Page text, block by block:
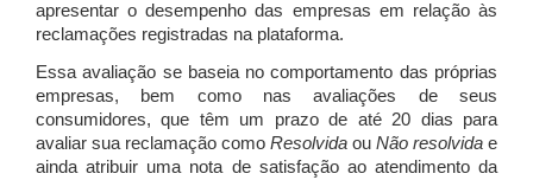
apresentar o desempenho das empresas em relação às
reclamações registradas na plataforma.
Essa avaliação se baseia no comportamento das próprias
empresas, bem como nas avaliações de seus
consumidores, que têm um prazo de até 20 dias para
avaliar sua reclamação como Resolvida ou Não resolvida e
ainda atribuir uma nota de satisfação ao atendimento da